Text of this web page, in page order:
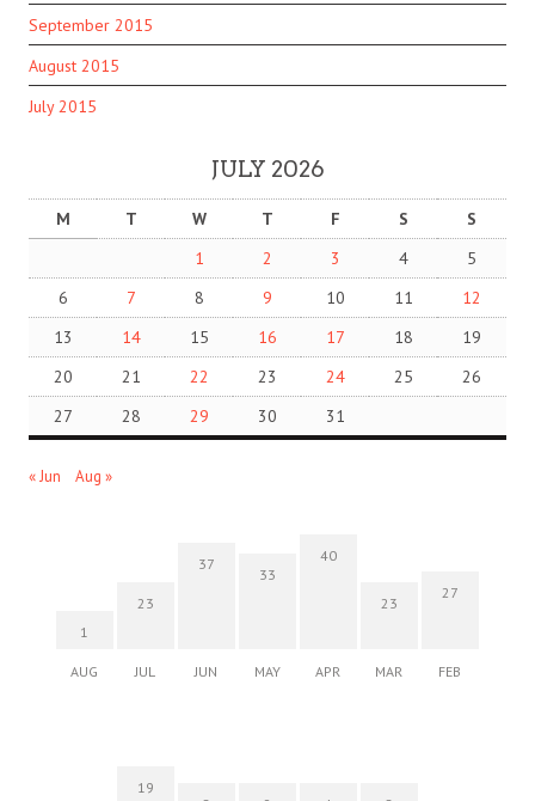
September 2015
August 2015
July 2015
JULY 2026
M T W T F S
S
1
2 3 4
5
6
7 8 9 10 11
12
13
14 15 16 17 18
19
20
21 22 23 24 25
26
27
28 29 30 31
« Jun Aug »
1
AUG
23
JUL
37
JUN
33
MAY
40
APR
23
MAR
27
FEB
19